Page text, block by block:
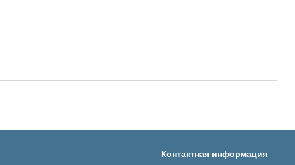
Контактная информация